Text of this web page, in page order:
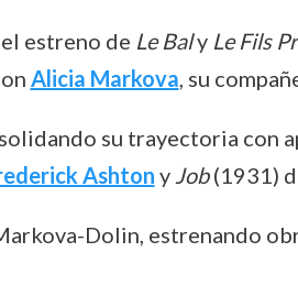
estreno de Le Baly Le Fils
Alicia Markova, su
su trayectoria con
Ashton y Job(1931)
Dolin, estrenando